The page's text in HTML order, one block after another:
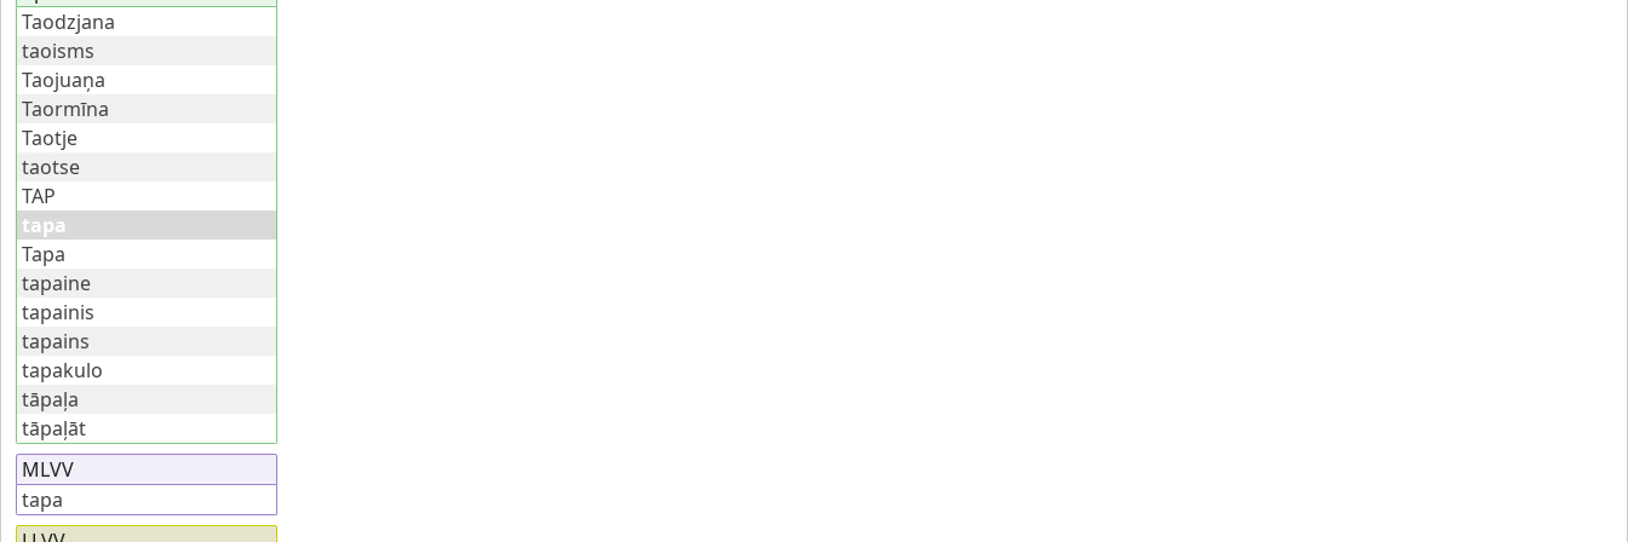
Taodzjana
taoisms
Taojuaņa
Taormīna
Taotje
taotse
TAP
tapa
Tapa
tapaine
tapainis
tapains
tapakulo
tāpaļa
tāpaļāt
MLVV
tapa